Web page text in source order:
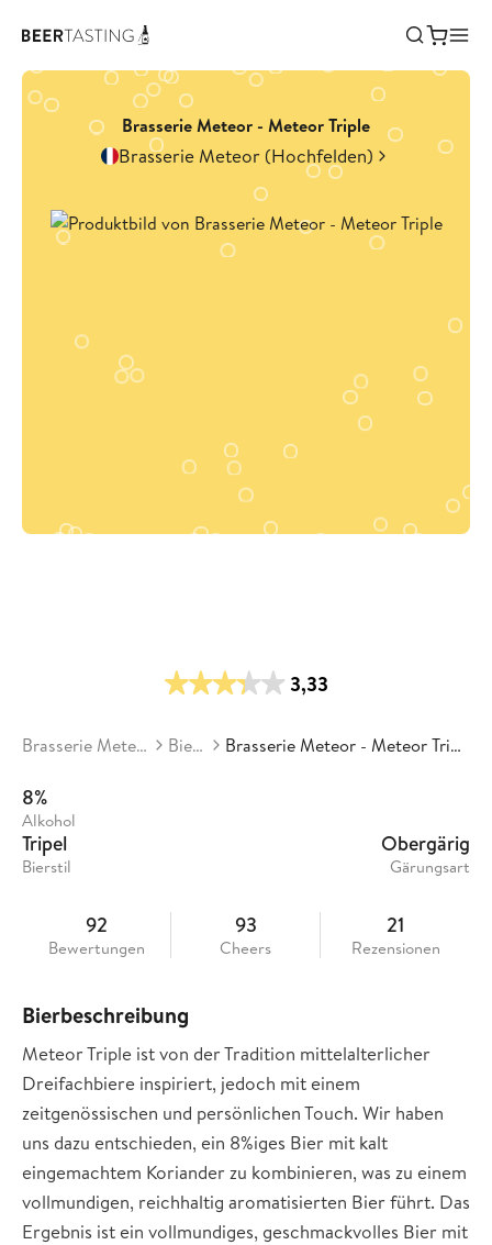
Brasserie Meteor - Meteor Triple
Brasserie Meteor (Hochfelden)
3,33
Brasserie Meteor Biere Brasserie Meteor - Meteor Triple
8%
Alkohol
Tripel
Bierstil
Obergärig
Gärungsart
92
Bewertungen
93
Cheers
21
Rezensionen
Bierbeschreibung
Meteor Triple ist von der Tradition mittelalterlicher
Dreifachbiere inspiriert, jedoch mit einem
zeitgenössischen und persönlichen Touch. Wir haben
uns dazu entschieden, ein 8%iges Bier mit kalt
eingemachtem Koriander zu kombinieren, was zu einem
vollmundigen, reichhaltig aromatisierten Bier führt. Das
Ergebnis ist ein vollmundiges, geschmackvolles Bier mit